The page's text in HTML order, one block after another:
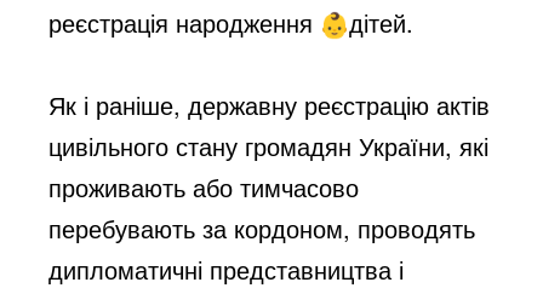
реєстрація народження
дітей.
Як і раніше, державну реєстрацію актів
цивільного стану громадян України, які
проживають або тимчасово
перебувають за кордоном, проводять
дипломатичні представництва і